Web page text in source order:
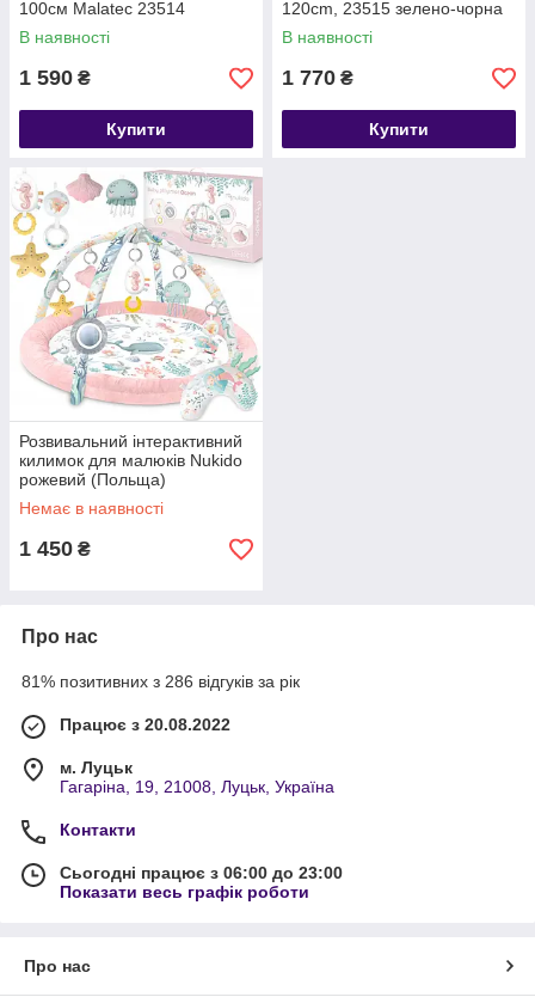
100см Malatec 23514
В наявності
1 590 ₴
Купити
120cm, 23515 зелено-чорна
В наявності
1 770 ₴
Купити
Розвивальний інтерактивний
килимок для малюків Nukido
рожевий (Польща)
Немає в наявності
1 450 ₴
Про нас
81% позитивних з 286 відгуків за рік
Працює з 20.08.2022
м. Луцьк
Гагаріна, 19, 21008, Луцьк, Україна
Контакти
Сьогодні працює з 06:00 до 23:00
Показати весь графік роботи
Про нас